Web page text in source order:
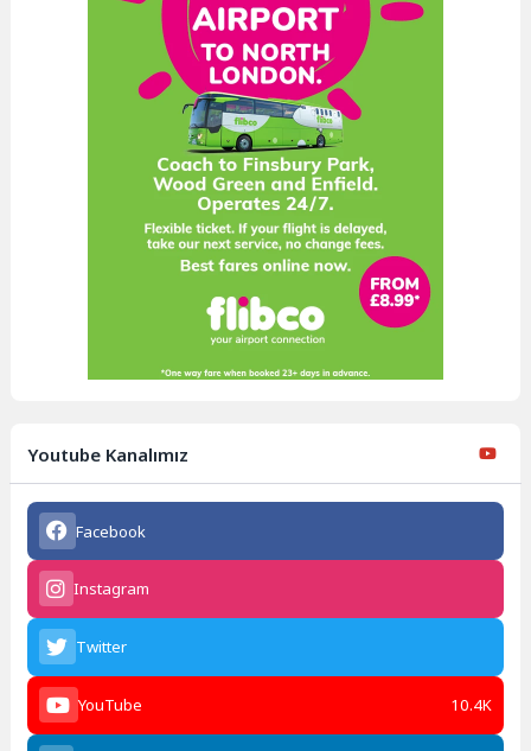
Youtube Kanalımız
Facebook
Instagram
Twitter
YouTube 10.4K